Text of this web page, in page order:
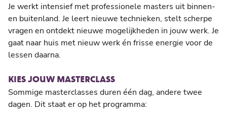
Je werkt intensief met professionele masters uit binnen-
en buitenland. Je leert nieuwe technieken, stelt scherpe
vragen en ontdekt nieuwe mogelijkheden in jouw werk. Je
gaat naar huis met nieuw werk én frisse energie voor de
lessen daarna.
KIES JOUW MASTERCLASS
Sommige masterclasses duren één dag, andere twee
dagen. Dit staat er op het programma: